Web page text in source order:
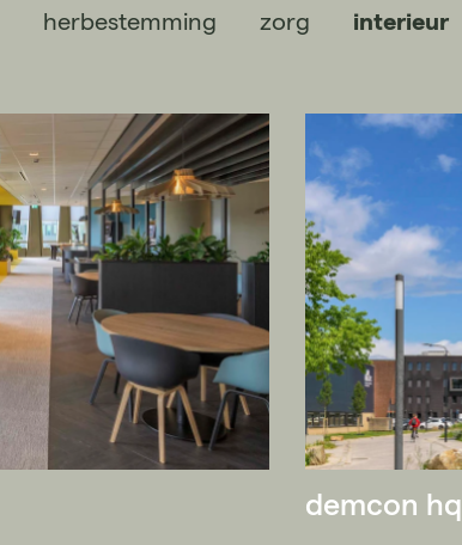
herbestemming zorg interieur
demcon hq